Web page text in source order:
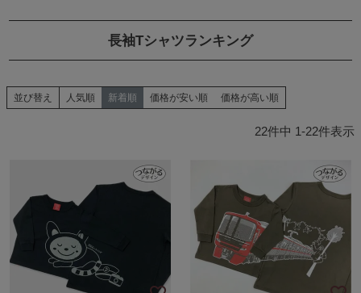
長袖Tシャツランキング
並び替え 人気順 新着順 価格が安い順 価格が高い順
22件中 1-22件表示